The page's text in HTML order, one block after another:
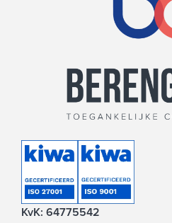
KvK: 64775542